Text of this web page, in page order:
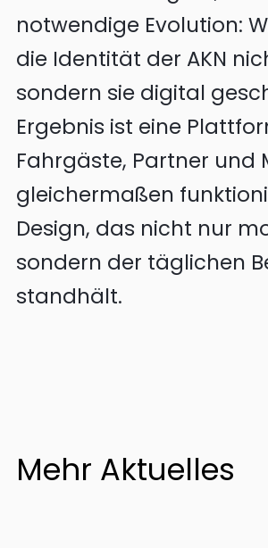
notwendige Evolution:
die Identität der AKN
sondern sie digital
Ergebnis ist eine
Fahrgäste, Partner und
gleichermaßen
Design, das nicht nur
sondern der täglichen
standhält.
Mehr Aktuelles